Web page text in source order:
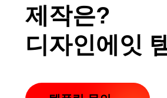
제작은?
디자인에잇